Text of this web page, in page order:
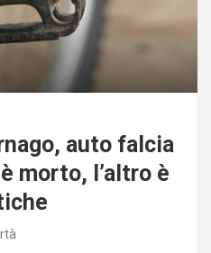
auto falcia
morto, l’altro è